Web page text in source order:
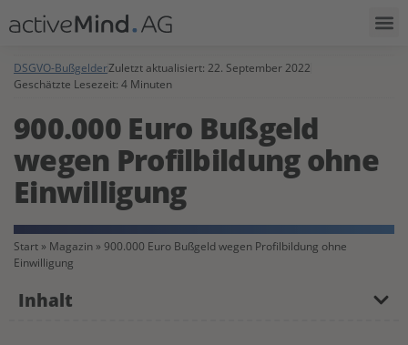
DSGVO-BußgelderZuletzt aktualisiert: 22. September 2022
Geschätzte Lesezeit: 4 Minuten
900.000 Euro Bußgeld
wegen Profilbildung ohne
Einwilligung
Start » Magazin » 900.000 Euro Bußgeld wegen Profilbildung ohne
Einwilligung
Inhalt